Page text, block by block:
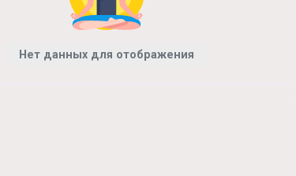
Нет данных для отображения